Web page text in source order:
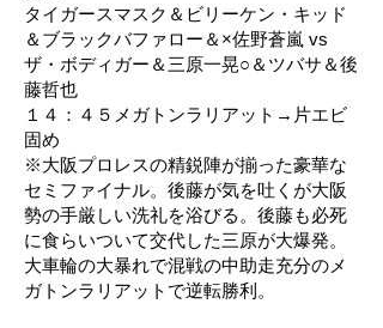
タイガースマスク＆ビリーケン・キッド
＆ブラックバファロー＆×佐野蒼嵐 vs
ザ・ボディガー＆三原一晃○＆ツバサ＆後
藤哲也
１４：４５メガトンラリアット→片エビ
固め
※大阪プロレスの精鋭陣が揃った豪華な
セミファイナル。後藤が気を吐くが大阪
勢の手厳しい洗礼を浴びる。後藤も必死
に食らいついて交代した三原が大爆発。
大車輪の大暴れで混戦の中助走充分のメ
ガトンラリアットで逆転勝利。